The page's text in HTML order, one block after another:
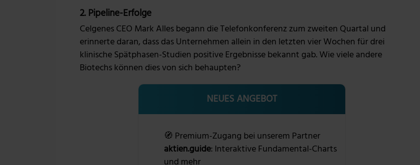
2. Pipeline-Erfolge
Celgenes CEO Mark Alles begann die Telefonkonferenz zum zweiten Quartal und
erinnerte daran, dass das Unternehmen allein in den letzten vier Wochen für drei
klinische Spätphasen-Studien positive Ergebnisse bekannt gab. Wie viele andere
Biotechs können dies von sich behaupten?
NEUES ANGEBOT
🧭 Premium-Zugang bei unserem Partner
aktien.guide: Interaktive Fundamental-Charts
und mehr